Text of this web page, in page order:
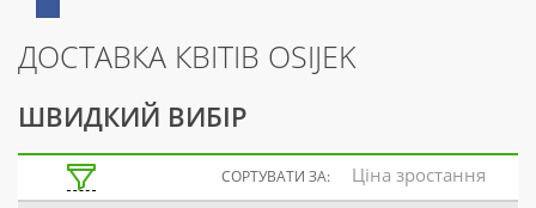
ДОСТАВКА КВІТІВ OSIJEK
ШВИДКИЙ ВИБІР
СОРТУВАТИ ЗА: Ціна зростання